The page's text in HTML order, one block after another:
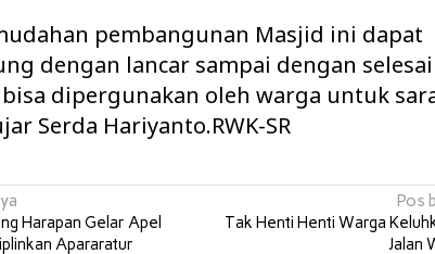
pembangunan Masjid ini dapat
dengan lancar sampai dengan selesai
dipergunakan oleh warga untuk
Serda Hariyanto.RWK-SR
Harapan Gelar Apel
Apararatur
Pos
Tak Henti Henti Warga
Jalan